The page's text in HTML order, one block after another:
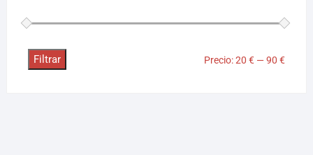
Filtrar Precio:20 € —90 €